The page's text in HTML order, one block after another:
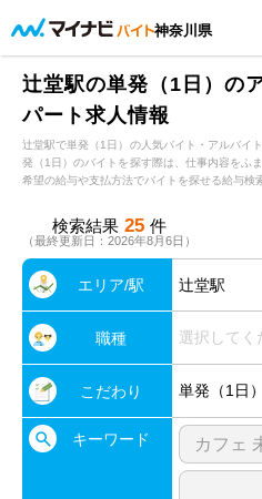
神奈川県
辻堂駅の単発（1日）の
パート求人情報
辻堂駅で単発（1日）の人気バイト・アルバイ
発（1日）のバイトを探す際は、仕事内容をふ
希望の給与や支払方法でバイトを探せる給与検
検索結果 25 件
（最終更新日：2026年8月6日）
エリア/駅 辻堂駅
職種 選択してく
こだわり 単発（1日）
キーワード